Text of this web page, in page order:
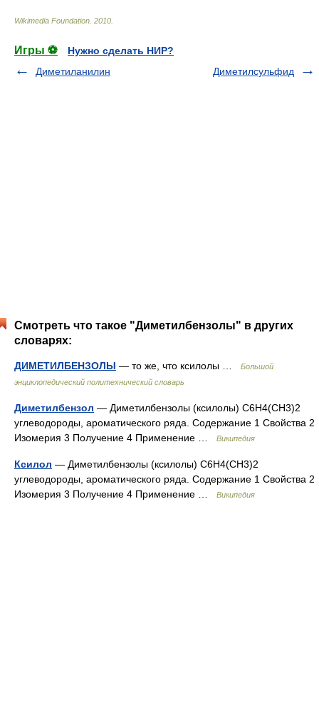
Wikimedia Foundation 2010
Игры ⚽
Нужно сделать НИР?
Диметиланилин
Диметилсульфид
Смотреть что такое "Диметилбензолы" в других
словарях:
ДИМЕТИЛБЕНЗОЛЫ — то же, что ксилолы …
Большой
энциклопедический политехнический словарь
Диметилбензол — Диметилбензолы (ксилолы) C6H4(СН3)2
углеводороды, ароматического ряда. Содержание 1 Свойства 2
Изомерия 3 Получение 4 Применение …
Википедия
Ксилол — Диметилбензолы (ксилолы) C6H4(СН3)2
углеводороды, ароматического ряда. Содержание 1 Свойства 2
Изомерия 3 Получение 4 Применение …
Википедия